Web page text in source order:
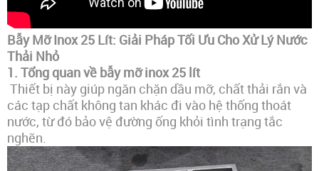
Bẫy Mỡ Inox 25 Lít: Giải Pháp Tối Ưu Cho Xử Lý Nước
Thải Nhỏ
1. Tổng quan về bẫy mỡ inox 25 lít
Thiết bị này giúp ngăn chặn dầu mỡ, chất thải rắn và
các tạp chất không tan khác đi vào hệ thống thoát
nước, từ đó bảo vệ đường ống khỏi tình trạng tắc
nghẽn.